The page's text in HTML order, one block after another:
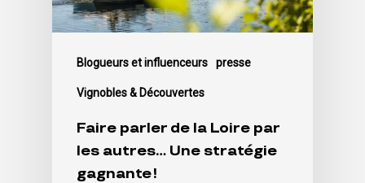
Blogueurs et influenceurs presse
Vignobles & Découvertes
Faire parler de la Loire par
les autres… Une stratégie
gagnante !